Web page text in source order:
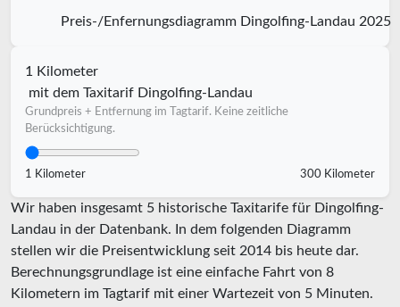
Preis-/Enfernungsdiagramm Dingolfing-Landau 2025
1 Kilometer
mit dem Taxitarif Dingolfing-Landau
Grundpreis + Entfernung im Tagtarif. Keine zeitliche
Berücksichtigung.
1 Kilometer 300 Kilometer
Wir haben insgesamt 5 historische Taxitarife für Dingolfing-
Landau in der Datenbank. In dem folgenden Diagramm
stellen wir die Preisentwicklung seit 2014 bis heute dar.
Berechnungsgrundlage ist eine einfache Fahrt von 8
Kilometern im Tagtarif mit einer Wartezeit von 5 Minuten.